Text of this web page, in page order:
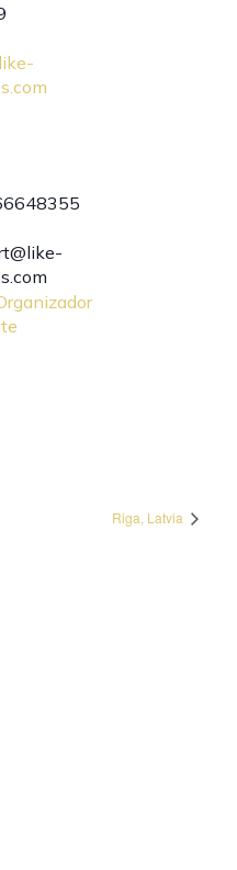
Riga, Latvia